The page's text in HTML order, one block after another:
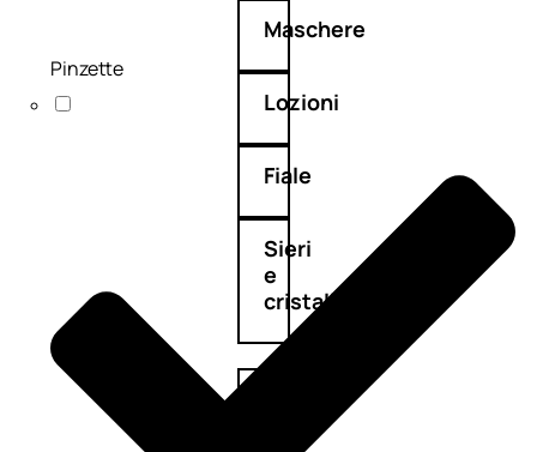
Maschere
Lozioni
Fiale
Sieri
e
cristalli
Pinzette